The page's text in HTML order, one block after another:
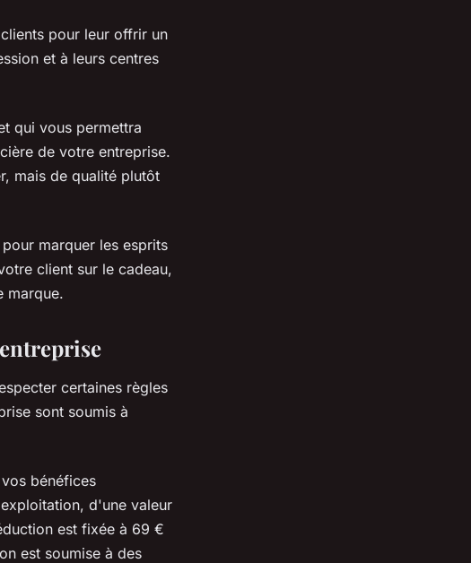
pour leur offrir un
et à leurs centres
qui vous permettra
de votre entreprise.
mais de qualité plutôt
marquer les esprits
client sur le cadeau,
marque.
certaines règles
sont soumis à
bénéfices
d'une valeur
est fixée à 69 €
est soumise à des